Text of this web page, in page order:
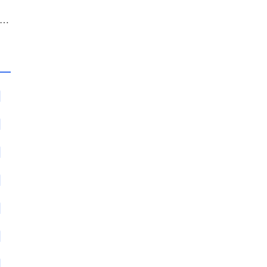
下一篇: Chrome浏览器插件权限控制操作方法及技巧